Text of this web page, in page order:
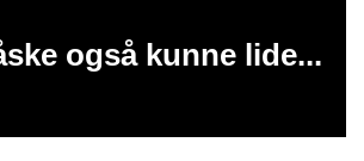
også kunne lide...